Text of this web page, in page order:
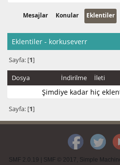
Mesajlar Konular Eklentiler
Eklentiler - korkuseverr
Sayfa: [1]
Dosya İndirilme İleti
Şimdiye kadar hiç
Sayfa: [1]
SMF 2.0.19 | SMF © 2017 Simple